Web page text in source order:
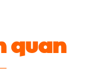
quan